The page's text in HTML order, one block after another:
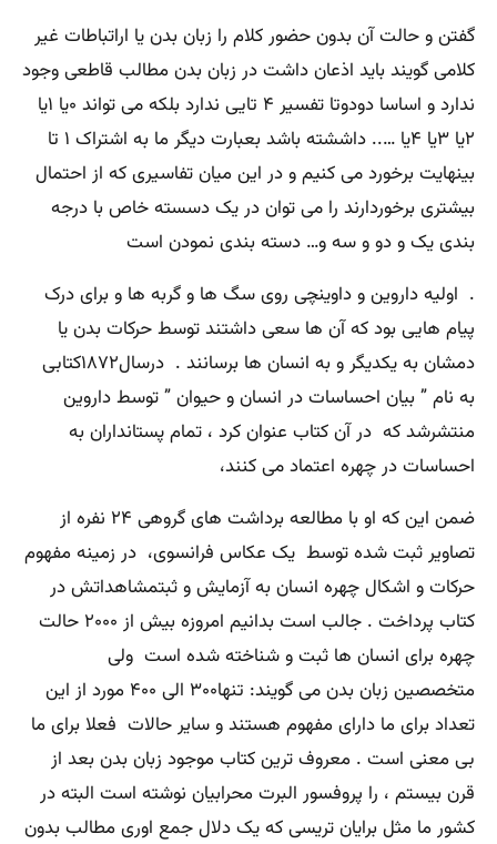
گفتن و حالت آن بدون حضور کلام را زبان بدن یا اراتباطات غیر
کلامی گویند باید اذعان داشت در زبان بدن مطالب قاطعی وجود
ندارد و اساسا دودوتا تفسیر ۴ تایی ندارد بلکه می تواند ۰یا ۱یا
۲یا ۳یا ۴یا ….. داششته باشد بعبارت دیگر ما به اشتراک ۱ تا
بینهایت برخورد می کنیم و در این میان تفاسیری که از احتمال
بیشتری برخوردارند را می توان در یک دسسته خاص با درجه
بندی یک و دو و سه و… دسته بندی نمودن است
. اولیه داروین و داوینچی روی سگ ها و گربه ها و برای درک
پیام هایی بود که آن ها سعی داشتند توسط حرکات بدن یا
دمشان به یکدیگر و به انسان ها برسانند . درسال۱۸۷۲کتابی
به نام ” بیان احساسات در انسان و حیوان ” توسط داروین
منتشرشد که در آن کتاب عنوان کرد ، تمام پستانداران به
احساسات در چهره اعتماد می کنند،
ضمن این که او با مطالعه برداشت های گروهی ۲۴ نفره از
تصاویر ثبت شده توسط یک عکاس فرانسوی، در زمینه مفهوم
حرکات و اشکال چهره انسان به آزمایش و ثبتمشاهداتش در
کتاب پرداخت . جالب است بدانیم امروزه بیش از ۲۰۰۰ حالت
چهره برای انسان ها ثبت و شناخته شده است ولی
متخصصین زبان بدن می گویند: تنها۳۰۰ الی ۴۰۰ مورد از این
تعداد برای ما دارای مفهوم هستند و سایر حالات فعلا برای ما
بی معنی است . معروف ترین کتاب موجود زبان بدن بعد از
قرن بیستم ، را پروفسور البرت محرابیان نوشته است البته در
کشور ما مثل برایان تریسی که یک دلال جمع اوری مطالب بدون